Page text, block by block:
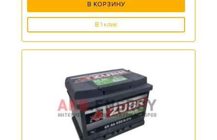
В КОРЗИНУ
В 1 клик